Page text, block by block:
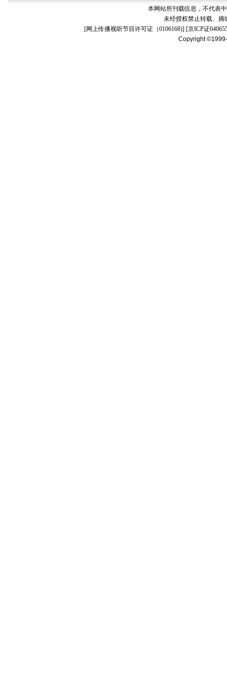
本网站所刊载信息，不代表
未经授权禁止转载、摘
[网上传播视听节目许可证（0106168)] [京ICP证
Copyright